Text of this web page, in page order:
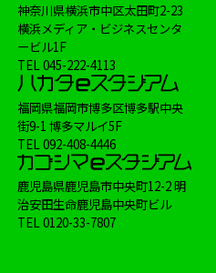
神奈川県横浜市中区太田町2-23
横浜メディア・ビジネスセンタ
ービル1F
TEL045-222-4113
福岡県福岡市博多区博多駅中央
街9-1 博多マルイ5F
TEL092-408-4446
鹿児島県鹿児島市中央町12-2 明
治安田生命鹿児島中央町ビル
TEL0120-33-7807